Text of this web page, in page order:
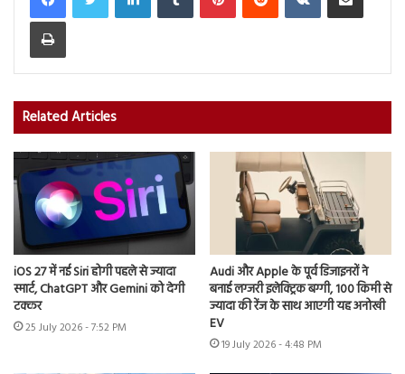
Print
Related Articles
iOS 27 में नई Siri होगी पहले से ज्यादा
स्मार्ट, ChatGPT और Gemini को देगी
टक्कर
25 July 2026 - 7:52 PM
Audi और Apple के पूर्व डिजाइनरों ने
बनाई लग्जरी इलेक्ट्रिक बग्गी, 100 किमी से
ज्यादा की रेंज के साथ आएगी यह अनोखी
EV
19 July 2026 - 4:48 PM